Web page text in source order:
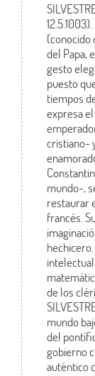
(conocido
del Papa,
gesto
puesto
tiempos
expresa
cristiano-
mundo-,
restaurar
francés.
de los
mundo
del
gobierno
auténtico